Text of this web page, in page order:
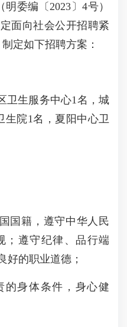
委编〔2023〕4号）
面向社会公开招聘紧
定如下招聘方案：
生服务中心1名，城
生院1名，夏阳中心卫
籍，遵守中华人民
；遵守纪律、品行端
好的职业道德；
身体条件，身心健